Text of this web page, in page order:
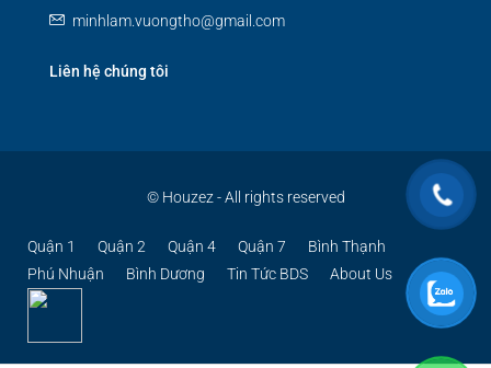
minhlam.vuongtho@gmail.com
Liên hệ chúng tôi
© Houzez - All rights reserved
Quận 1 Quận 2 Quận 4 Quận 7
Bình Thạnh
Phú Nhuận
Bình Dương Tin Tức BDS About Us